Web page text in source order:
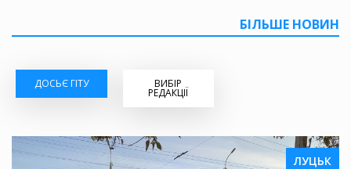
БІЛЬШЕ НОВИН
ДОСЬЄ ГІТУ ВИБІР
РЕДАКЦІЇ
ЛУЦЬК